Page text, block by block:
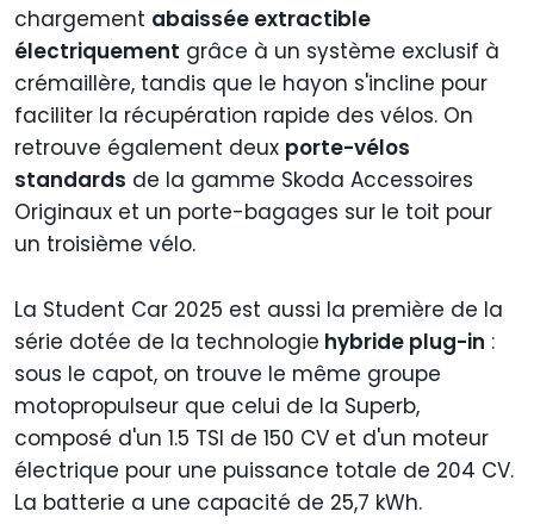
chargement abaissée extractible
électriquement grâce à un système exclusif à
crémaillère, tandis que le hayon s'incline pour
faciliter la récupération rapide des vélos. On
retrouve également deux porte-vélos
standards de la gamme Skoda Accessoires
Originaux et un porte-bagages sur le toit pour
un troisième vélo.
La Student Car 2025 est aussi la première de la
série dotée de la technologie hybride plug-in :
sous le capot, on trouve le même groupe
motopropulseur que celui de la Superb,
composé d'un 1.5 TSI de 150 CV et d'un moteur
électrique pour une puissance totale de 204 CV.
La batterie a une capacité de 25,7 kWh.